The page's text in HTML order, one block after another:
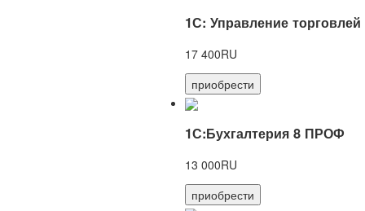
1С: Управление торговлей
17 400RU
приобрести
1С:Бухгалтерия 8 ПРОФ
13 000RU
приобрести